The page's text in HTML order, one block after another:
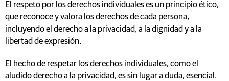
El respeto por los derechos individuales es un principio ético,
que reconoce y valora los derechos de cada persona,
incluyendo el derecho a la privacidad, a la dignidad y a la
libertad de expresión.
El hecho de respetar los derechos individuales, como el
aludido derecho a la privacidad, es sin lugar a duda, esencial.